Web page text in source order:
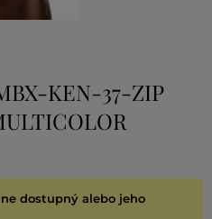
KEN-37-ZIP
dostupný alebo jeho